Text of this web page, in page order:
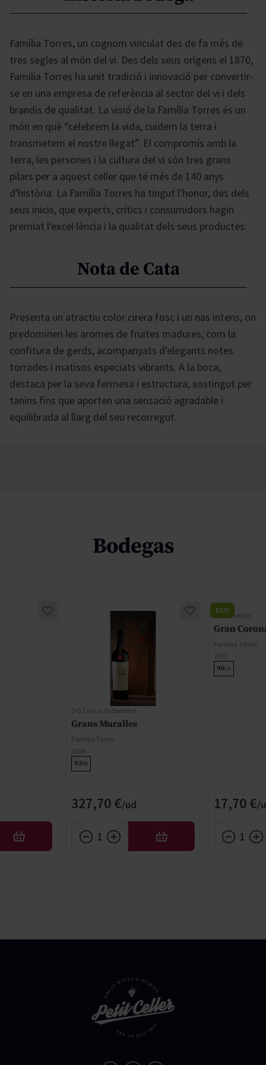
Família Torres, un cognom vinculat des de fa més de
tres segles al món del vi. Des dels seus orígens el 1870,
Familia Torres ha unit tradició i innovació per convertir-
se en una empresa de referència al sector del vi i dels
brandis de qualitat. La visió de la Família Torres és un
món en què “celebrem la vida, cuidem la terra i
transmetem el nostre llegat”. El compromís amb la
terra, les persones i la cultura del vi són tres grans
pilars per a aquest celler que té més de 140 anys
d'història. La Família Torres ha tingut l'honor, des dels
seus inicis, que experts, crítics i consumidors hagin
premiat l'excel·lència i la qualitat dels seus productes.
Nota de Cata
Presenta un atractiu color cirera fosc i un nas intens, on
predominen les aromes de fruites madures, com la
confitura de gerds, acompanyats d'elegants notes
torrades i matisos especiats vibrants. A la boca,
destaca per la seva fermesa i estructura, sostingut per
tanins fins que aporten una sensació agradable i
equilibrada al llarg del seu recorregut.
Bodegas
AFEGIR
DO Conca de Barberà
Grans Muralles
Familia Torres
2004
93Pe
327,70 €
AFEGIR
DO Penedès
Gran
Familia Torres
2022
90Ja
17,70 €
ECO